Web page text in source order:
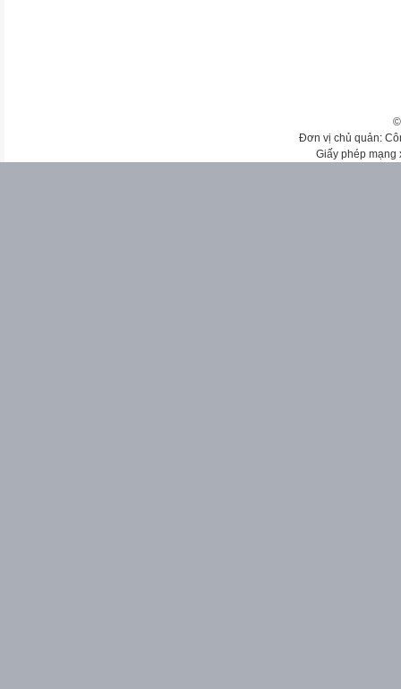
Đơn vị chủ quản:
Giấy phép mạng